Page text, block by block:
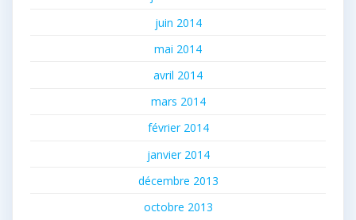
juin 2014
mai 2014
avril 2014
mars 2014
février 2014
janvier 2014
décembre 2013
octobre 2013